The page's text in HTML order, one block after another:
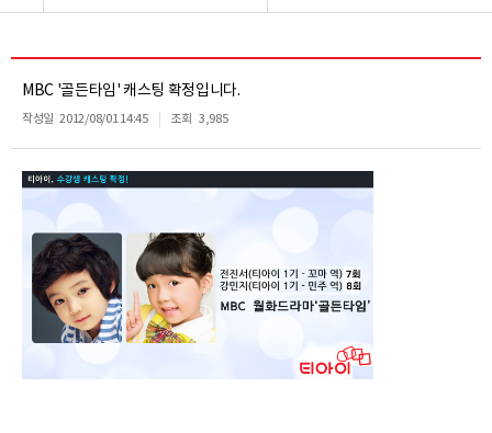
MBC '골든타임' 캐스팅 확정입니다.
작성일 2012/08/01 14:45 조회 3,985